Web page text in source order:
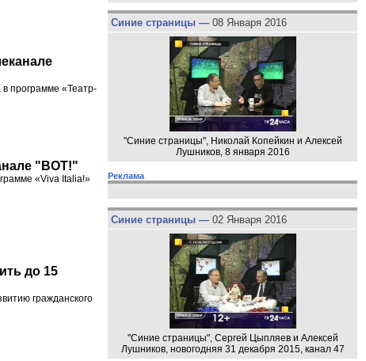
программе «Театр-
"ВОТ!"
«Viva Italia!»
до 15
гражданского
Синие страницы — 08 Января 2016
"Синие страницы", Николай Копейкин и Алексей
Лушников, 8 января 2016
Реклама
Синие страницы — 02 Января 2016
"Синие страницы", Сергей Цыпляев и Алексей
Лушников, новогодняя 31 декабря 2015, канал 47